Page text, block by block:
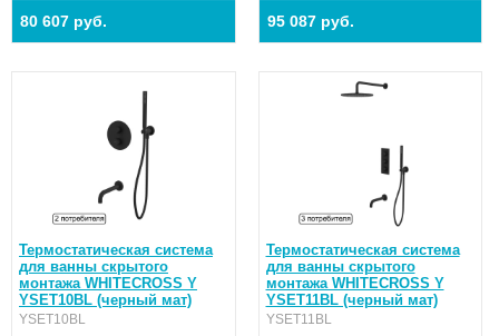
80 607 руб. 95 087 руб.
Термостатическая система
для ванны скрытого
монтажа WHITECROSS Y
YSET10BL (черный мат)
YSET10BL
Термостатическая система
для ванны скрытого
монтажа WHITECROSS Y
YSET11BL (черный мат)
YSET11BL